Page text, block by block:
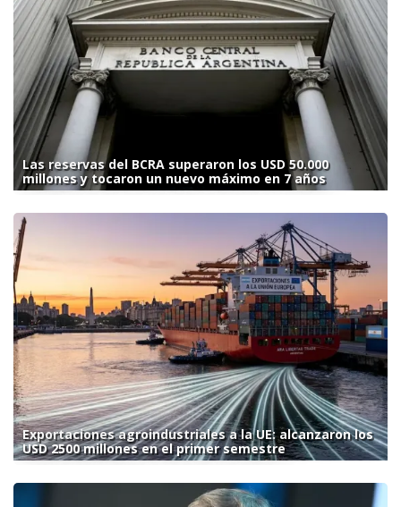
Las reservas del BCRA superaron los USD 50.000
millones y tocaron un nuevo máximo en 7 años
Exportaciones agroindustriales a la UE: alcanzaron los
USD 2500 millones en el primer semestre